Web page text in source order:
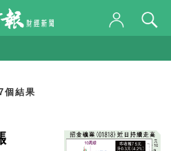
個結果